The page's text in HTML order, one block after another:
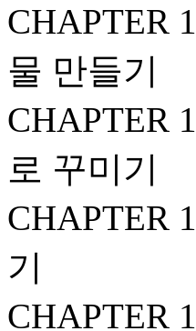
CHAPTER
물 만들기
CHAPTER
로 꾸미기
CHAPTER
기
CHAPTER